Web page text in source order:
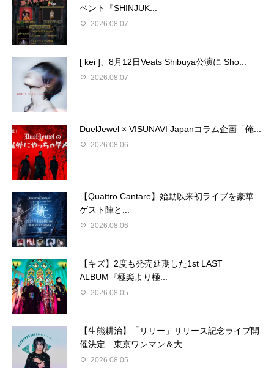
ベント『SHINJUK...
2026.08.07
[ kei ]、8月12日Veats Shibuya公演に Sho...
2026.08.07
DuelJewel × VISUNAVI Japanコラム企画「俺...
2026.08.06
【Quattro Cantare】始動以来初ライブを豪華
ゲスト陣と...
2026.08.06
【キズ】2度も発売延期した1st LAST
ALBUM『極楽より極...
2026.08.05
【生熊耕治】「リリー」リリース記念ライブ開
催決定 東京ワンマン＆大...
2026.08.05